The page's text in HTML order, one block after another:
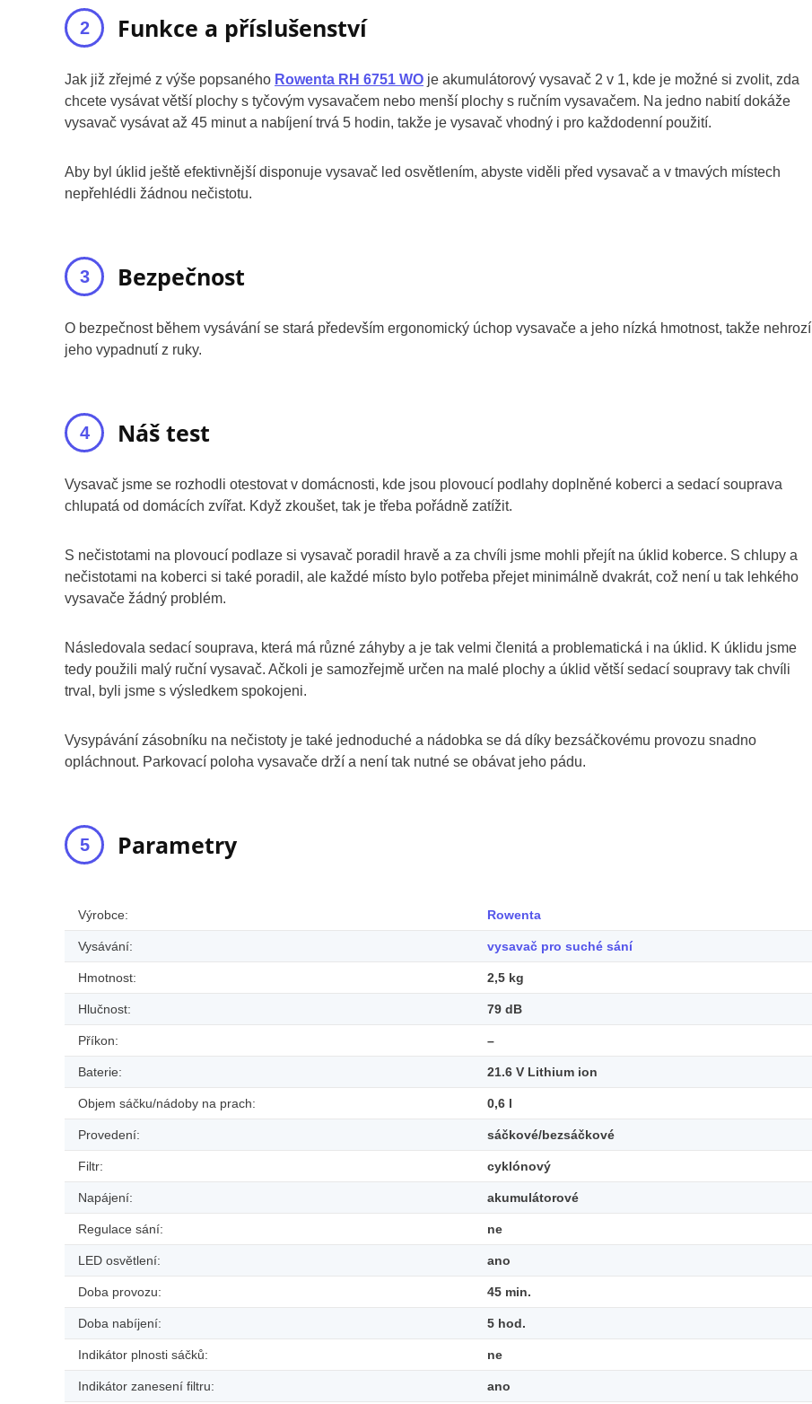
Funkce a příslušenství
Jak již zřejmé z výše popsaného Rowenta RH 6751 WO je akumulátorový vysavač 2 v 1, kde je možné si zvolit, zda
chcete vysávat větší plochy s tyčovým vysavačem nebo menší plochy s ručním vysavačem. Na jedno nabití dokáže
vysavač vysávat až 45 minut a nabíjení trvá 5 hodin, takže je vysavač vhodný i pro každodenní použití.
Aby byl úklid ještě efektivnější disponuje vysavač led osvětlením, abyste viděli před vysavač a v tmavých místech
nepřehlédli žádnou nečistotu.
Bezpečnost
O bezpečnost během vysávání se stará především ergonomický úchop vysavače a jeho nízká hmotnost, takže nehrozí
jeho vypadnutí z ruky.
Náš test
Vysavač jsme se rozhodli otestovat v domácnosti, kde jsou plovoucí podlahy doplněné koberci a sedací souprava
chlupatá od domácích zvířat. Když zkoušet, tak je třeba pořádně zatížit.
S nečistotami na plovoucí podlaze si vysavač poradil hravě a za chvíli jsme mohli přejít na úklid koberce. S chlupy a
nečistotami na koberci si také poradil, ale každé místo bylo potřeba přejet minimálně dvakrát, což není u tak lehkého
vysavače žádný problém.
Následovala sedací souprava, která má různé záhyby a je tak velmi členitá a problematická i na úklid. K úklidu jsme
tedy použili malý ruční vysavač. Ačkoli je samozřejmě určen na malé plochy a úklid větší sedací soupravy tak chvíli
trval, byli jsme s výsledkem spokojeni.
Vysypávání zásobníku na nečistoty je také jednoduché a nádobka se dá díky bezsáčkovému provozu snadno
opláchnout. Parkovací poloha vysavače drží a není tak nutné se obávat jeho pádu.
Parametry
Výrobce: Rowenta
Vysávání: vysavač pro suché sání
Hmotnost: 2,5 kg
Hlučnost: 79 dB
Příkon: –
Baterie: 21.6 V Lithium ion
Objem sáčku/nádoby na prach: 0,6 l
Provedení: sáčkové/bezsáčkové
Filtr: cyklónový
Napájení: akumulátorové
Regulace sání: ne
LED osvětlení: ano
Doba provozu: 45 min.
Doba nabíjení: 5 hod.
Indikátor plnosti sáčků: ne
Indikátor zanesení filtru: ano